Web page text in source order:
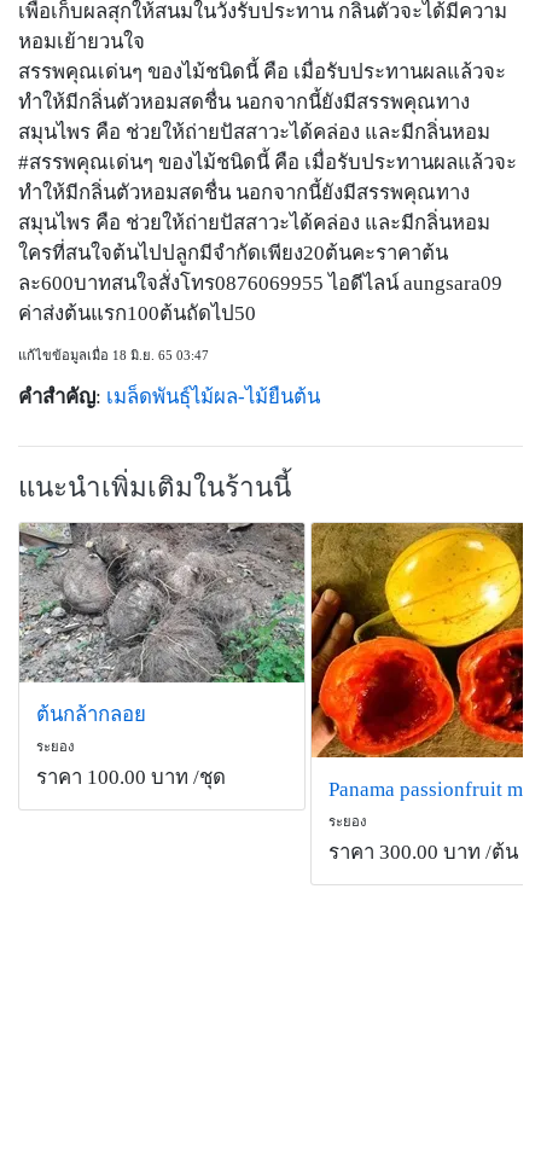
เพื่อเก็บผลสุกให้สนมในวังรับประทาน กลิ่นตัวจะได้มีความ
หอมเย้ายวนใจ
สรรพคุณเด่นๆ ของไม้ชนิดนี้ คือ เมื่อรับประทานผลแล้วจะ
ทำให้มีกลิ่นตัวหอมสดชื่น นอกจากนี้ยังมีสรรพคุณทาง
สมุนไพร คือ ช่วยให้ถ่ายปัสสาวะได้คล่อง และมีกลิ่นหอม
#สรรพคุณเด่นๆ ของไม้ชนิดนี้ คือ เมื่อรับประทานผลแล้วจะ
ทำให้มีกลิ่นตัวหอมสดชื่น นอกจากนี้ยังมีสรรพคุณทาง
สมุนไพร คือ ช่วยให้ถ่ายปัสสาวะได้คล่อง และมีกลิ่นหอม
ใครที่สนใจต้นไปปลูกมีจำกัดเพียง20ต้นคะราคาต้น
ละ600บาทสนใจสั่งโทร0876069955 ไอดีไลน์ aungsara09
ค่าส่งต้นแรก100ต้นถัดไป50
แก้ไขข้อมูลเมื่อ 18 มิ.ย. 65 03:47
คำสำคัญ: เมล็ดพันธุ์ไม้ผล-ไม้ยืนต้น
แนะนำเพิ่มเติมในร้านนี้
ต้นกล้ากลอย
ระยอง
ราคา 100.00 บาท /ชุด
Panama passionfruit
ระยอง
ราคา 300.00 บาท /ต้น